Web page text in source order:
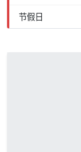
节假日